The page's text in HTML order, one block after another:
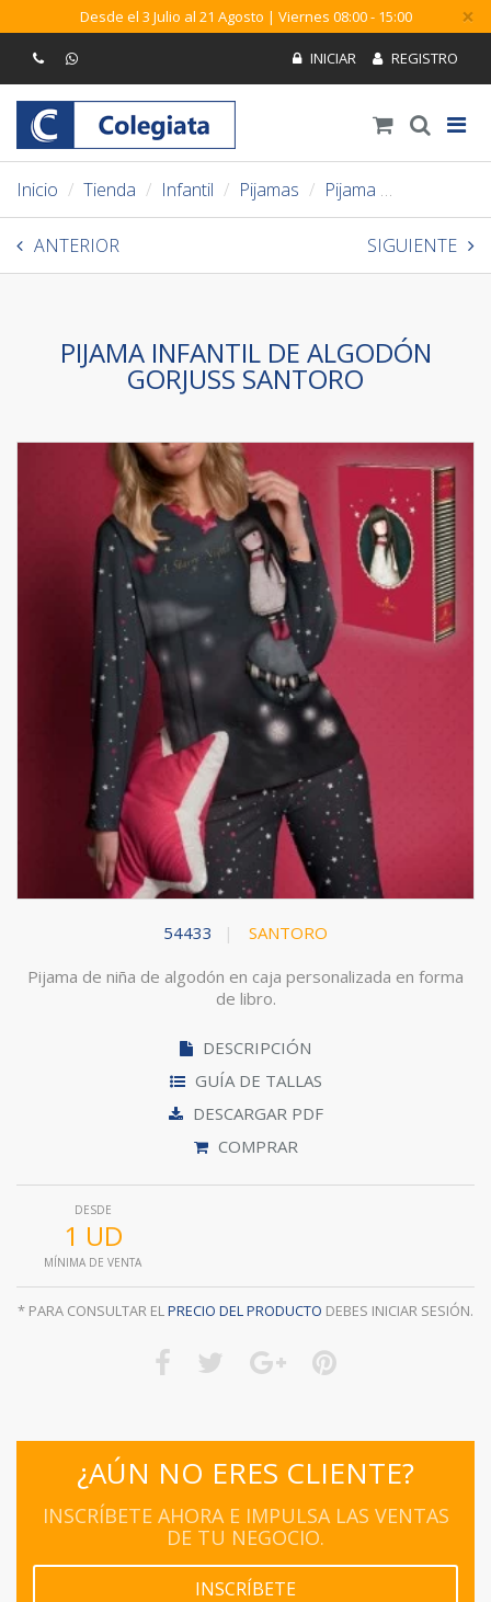
Desde el 3 Julio al 21 Agosto | Viernes 08:00 - 15:00 ×
Inicio Tienda Infantil Pijamas Pijama
ANTERIOR SIGUIENTE
PIJAMA INFANTIL DE ALGODÓN
GORJUSS SANTORO
54433
SANTORO
Pijama de niña de algodón en caja personalizada en forma
de libro.
DESCRIPCIÓN
GUÍA DE TALLAS
DESCARGAR PDF
COMPRAR
DESDE
1 UD
MÍNIMA DE VENTA
* PARA CONSULTAR ELPRECIO DEL PRODUCTO DEBES INICIAR SESIÓN.
¿AÚN NO ERES CLIENTE?
INSCRÍBETE AHORA E IMPULSA LAS VENTAS
DE TU NEGOCIO.
INSCRÍBETE